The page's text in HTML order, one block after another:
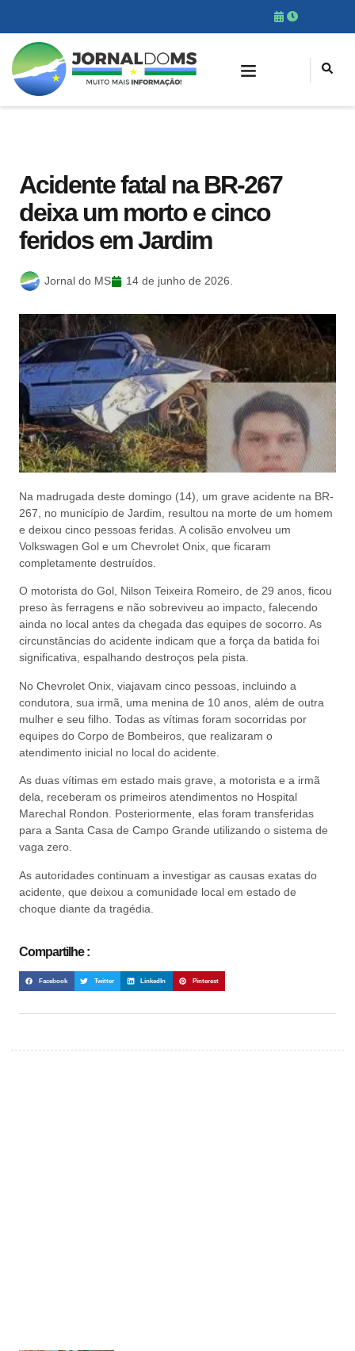
Acidente fatal na BR-267
deixa um morto e cinco
feridos em Jardim
Jornal do MS 14 de junho de 2026.
Na madrugada deste domingo (14), um grave acidente na BR-
267, no município de Jardim, resultou na morte de um homem
e deixou cinco pessoas feridas. A colisão envolveu um
Volkswagen Gol e um Chevrolet Onix, que ficaram
completamente destruídos.
O motorista do Gol, Nilson Teixeira Romeiro, de 29 anos, ficou
preso às ferragens e não sobreviveu ao impacto, falecendo
ainda no local antes da chegada das equipes de socorro. As
circunstâncias do acidente indicam que a força da batida foi
significativa, espalhando destroços pela pista.
No Chevrolet Onix, viajavam cinco pessoas, incluindo a
condutora, sua irmã, uma menina de 10 anos, além de outra
mulher e seu filho. Todas as vítimas foram socorridas por
equipes do Corpo de Bombeiros, que realizaram o
atendimento inicial no local do acidente.
As duas vítimas em estado mais grave, a motorista e a irmã
dela, receberam os primeiros atendimentos no Hospital
Marechal Rondon. Posteriormente, elas foram transferidas
para a Santa Casa de Campo Grande utilizando o sistema de
vaga zero.
As autoridades continuam a investigar as causas exatas do
acidente, que deixou a comunidade local em estado de
choque diante da tragédia.
Compartilhe :
Facebook Twitter LinkedIn Pinterest